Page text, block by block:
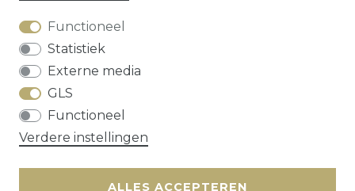
Functioneel
Statistiek
Externe media
GLS
Functioneel
Verdere instellingen
ALLES ACCEPTEREN